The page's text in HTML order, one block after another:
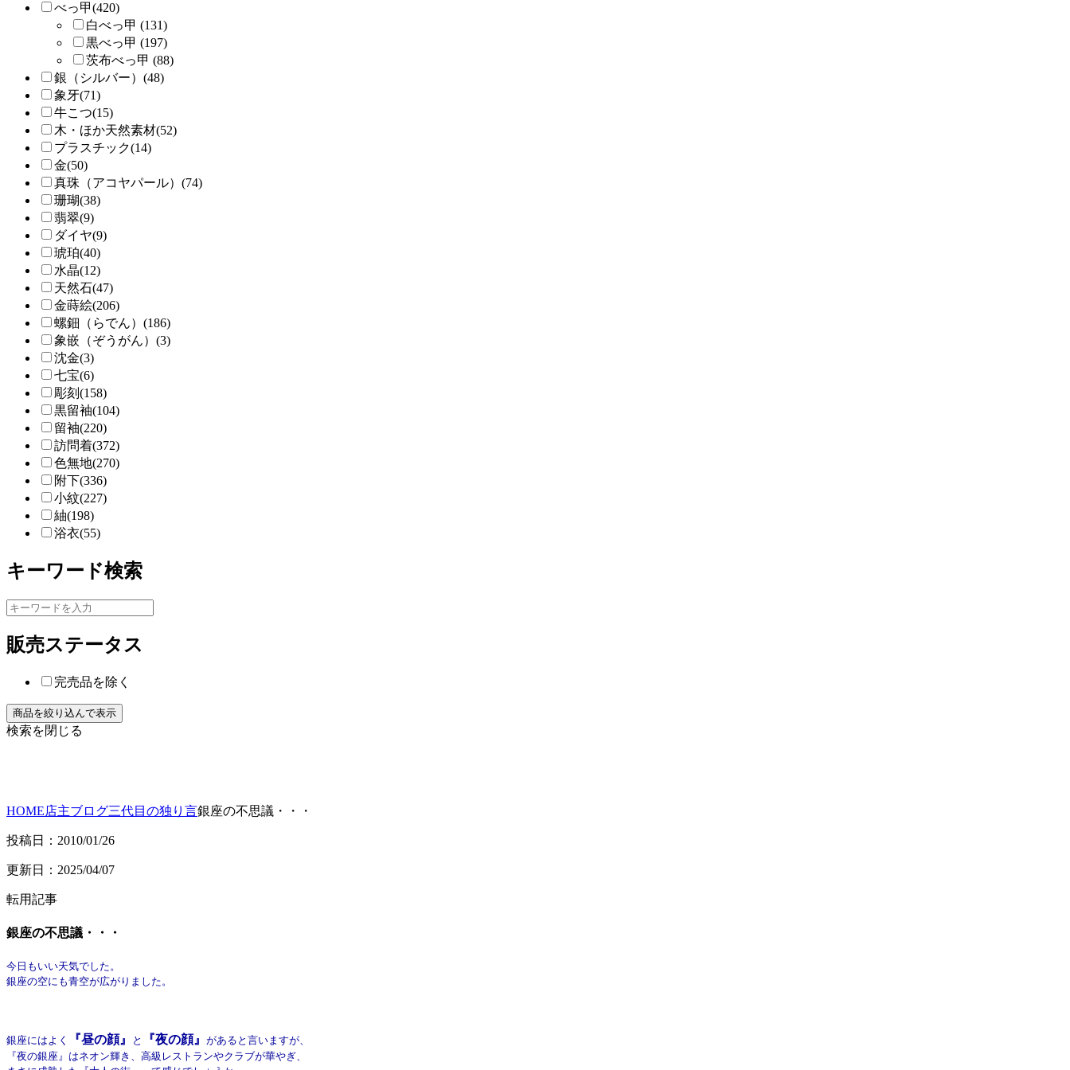
べっ甲(420)
白べっ甲 (131)
黒べっ甲 (197)
茨布べっ甲 (88)
銀（シルバー）(48)
象牙(71)
牛こつ(15)
木・ほか天然素材(52)
プラスチック(14)
金(50)
真珠（アコヤパール）(74)
珊瑚(38)
翡翠(9)
ダイヤ(9)
琥珀(40)
水晶(12)
天然石(47)
金蒔絵(206)
螺鈿（らでん）(186)
象嵌（ぞうがん）(3)
沈金(3)
七宝(6)
彫刻(158)
黒留袖(104)
留袖(220)
訪問着(372)
色無地(270)
附下(336)
小紋(227)
紬(198)
浴衣(55)
キーワード検索
販売ステータス
完売品を除く
検索を閉じる
HOME店主ブログ三代目の独り言銀座の不思議・・・
投稿日：2010/01/26
更新日：2025/04/07
転用記事
銀座の不思議・・・
今日もいい天気でした。
銀座の空にも青空が広がりました。
銀座にはよく 『昼の顔』 と 『夜の顔』 があると言いますが、
『夜の銀座』はネオン輝き、高級レストランやクラブが華やぎ、